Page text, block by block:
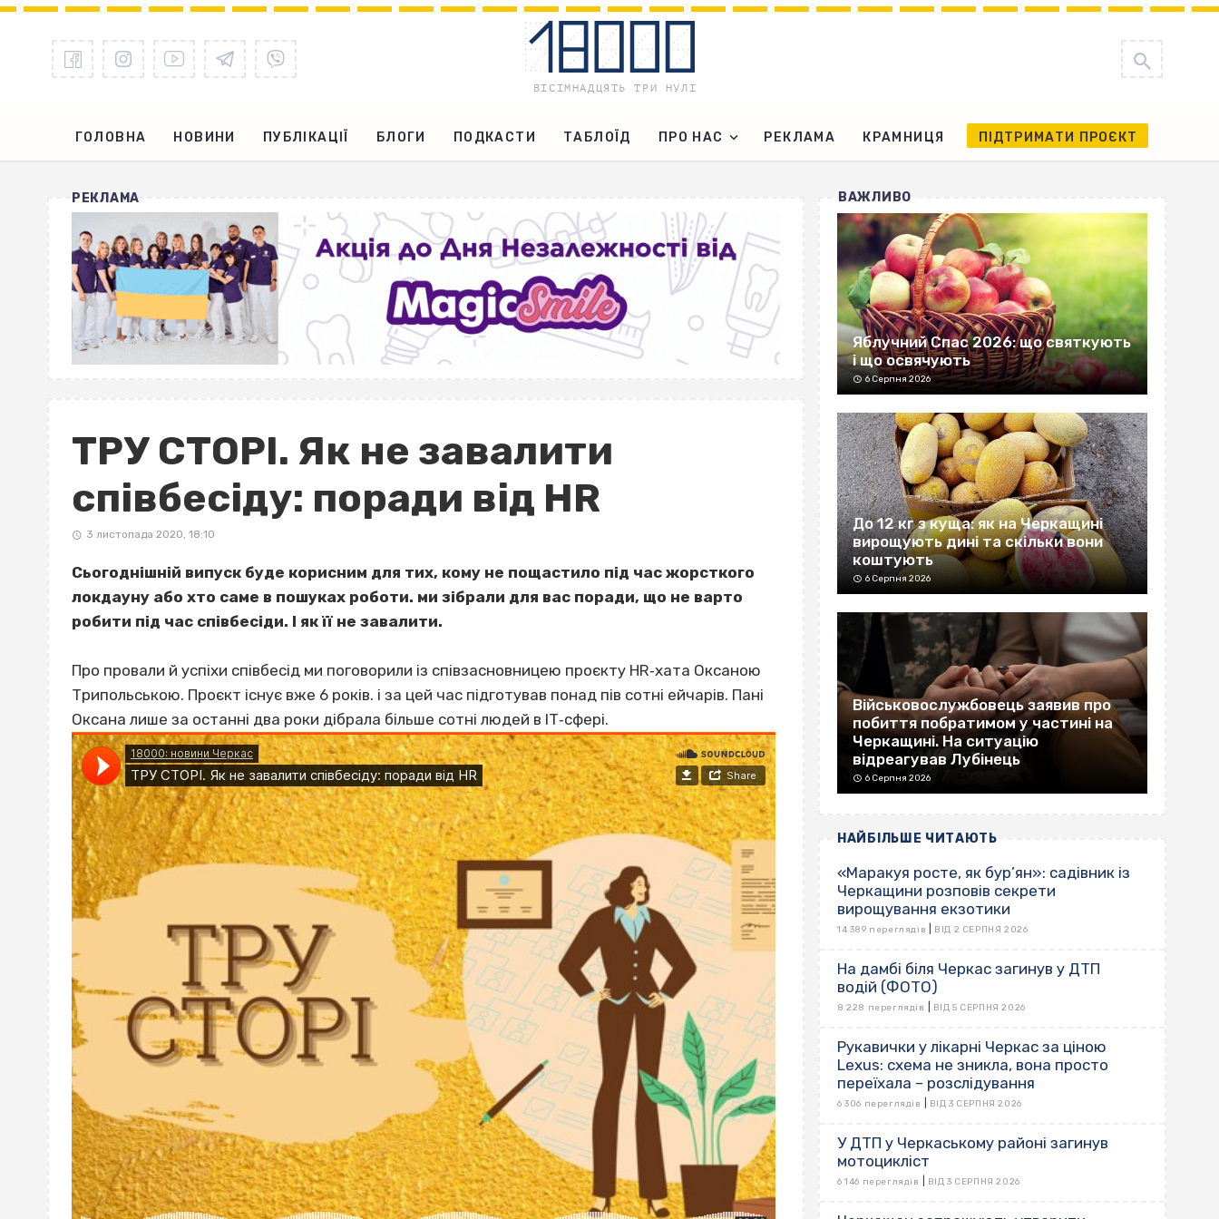
ГОЛОВНА НОВИНИ ПУБЛІКАЦІЇ БЛОГИ ПОДКАСТИ ТАБЛОЇД ПРО НАС РЕКЛАМА КРАМНИЦЯ ПІДТРИМАТИ ПРОЄКТ
РЕКЛАМА
ТРУ СТОРІ. Як не завалити
співбесіду: поради від HR
3 листопада 2020, 18:10
Сьогоднішній випуск буде корисним для тих, кому не пощастило під час жорсткого
локдауну або хто саме в пошуках роботи. ми зібрали для вас поради, що не варто
робити під час співбесіди. І як її не завалити.
Про провали й успіхи співбесід ми поговорили із співзасновницею проєкту HR‐хата Оксаною
Трипольською. Проєкт існує вже 6 років. і за цей час підготував понад пів сотні ейчарів. Пані
Оксана лише за останні два роки дібрала більше сотні людей в ІТ‐сфері.
ВАЖЛИВО
Яблучний Спас 2026: що святкують
і що освячують
6 Серпня 2026
До 12 кг з куща: як на Черкащині
вирощують дині та скільки вони
коштують
6 Серпня 2026
Військовослужбовець заявив про
побиття побратимом у частині на
Черкащині. На ситуацію
відреагував Лубінець
6 Серпня 2026
НАЙБІЛЬШЕ ЧИТАЮТЬ
«Маракуя росте, як бур’ян»: садівник із
Черкащини розповів секрети
вирощування екзотики
14 389 переглядів ВІД 2 СЕРПНЯ 2026
На дамбі біля Черкас загинув у ДТП
водій (ФОТО)
8 228 переглядів ВІД 5 СЕРПНЯ 2026
Рукавички у лікарні Черкас за ціною
Lexus: схема не зникла, вона просто
переїхала – розслідування
6 306 переглядів ВІД 3 СЕРПНЯ 2026
У ДТП у Черкаському районі загинув
мотоцикліст
6 146 переглядів ВІД 3 СЕРПНЯ 2026